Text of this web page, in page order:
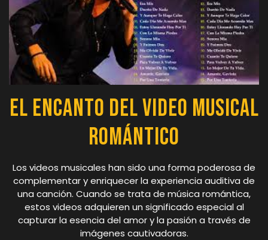
El Encanto del Video Musical
Romántico
Los videos musicales han sido una forma poderosa de
complementar y enriquecer la experiencia auditiva de
una canción. Cuando se trata de música romántica,
estos videos adquieren un significado especial al
capturar la esencia del amor y la pasión a través de
imágenes cautivadoras.